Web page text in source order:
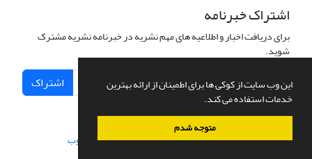
این وب سایت از کوکی ها برای اطمینان از ارائه بهترین
خدمات استفاده می کند.
متوجه شدم
اشتراک خبرنامه
برای دریافت اخبار و اطلاعیه های مهم نشریه در خبرنامه نشریه مشترک
شوید.
اشتراک
سامانه مدیریت نشریات علمی.طراحی و پیاده سازی از سیناوب